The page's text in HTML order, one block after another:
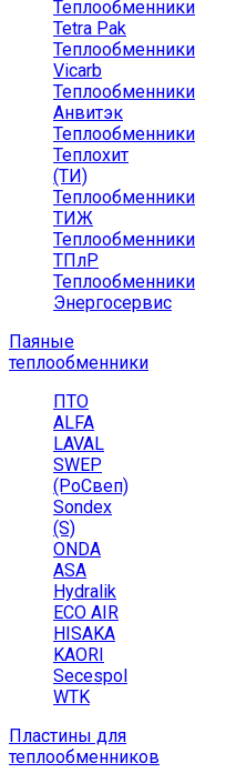
Теплообменники
Tetra Pak
Теплообменники
Vicarb
Теплообменники
Анвитэк
Теплообменники
Теплохит
(ТИ)
Теплообменники
ТИЖ
Теплообменники
ТПлР
Теплообменники
Энергосервис
Паяные
теплообменники
ПТО
ALFA
LAVAL
SWEP
(РоСвеп)
Sondex
(S)
ONDA
ASA
Hydralik
ECO AIR
HISAKA
KAORI
Secespol
WTK
Пластины для
теплообменников